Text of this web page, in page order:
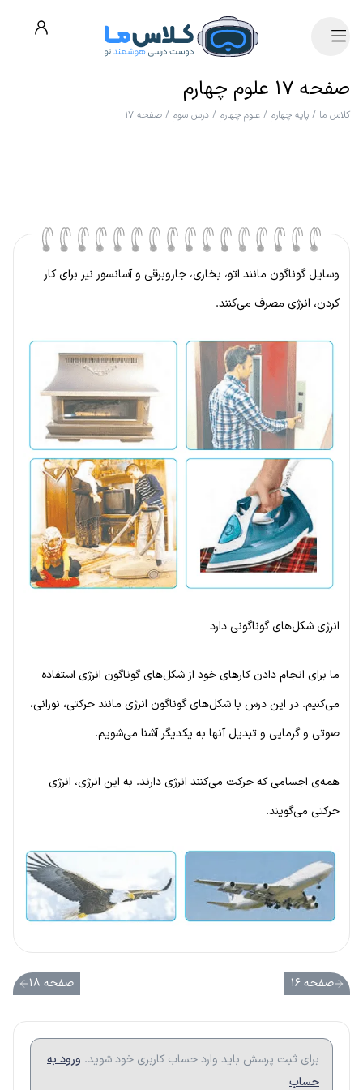
صفحه ۱۷ علوم چهارم
کلاس ما / پایه چهارم / علوم چهارم / درس سوم / صفحه ۱۷
وسایل گوناگون مانند اتو، بخاری، جاروبرقی و آسانسور نیز برای کار
کردن، انرژی مصرف می‌کنند.
انرژی شکل‌های گوناگونی دارد
ما برای انجام دادن کارهای خود از شکل‌های گوناگون انرژی استفاده
می‌کنیم. در این درس با شکل‌های گوناگون انرژی مانند حرکتی، نورانی،
صوتی و گرمایی و تبدیل آنها به یکدیگر آشنا می‌شویم.
همه‌ی اجسامی که حرکت می‌کنند انرژی دارند. به این انرژی، انرژی
حرکتی می‌گویند.
صفحه ۱۶ صفحه ۱۸
برای ثبت پرسش باید وارد حساب کاربری خود شوید. ورود به
حساب